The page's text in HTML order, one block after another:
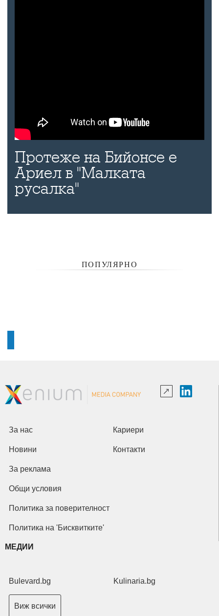
Протеже на Бийонсе е
Ариел в "Малката
русалка"
ПОПУЛЯРНО
За нас Кариери
Новини Контакти
За реклама
Общи условия
Политика за поверителност
Политика на 'Бисквитките'
МЕДИИ
Bulevard.bg Kulinaria.bg
Виж всички